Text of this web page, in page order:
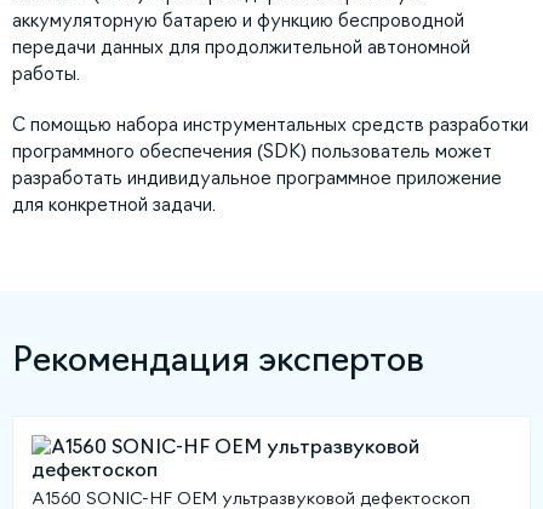
аккумуляторную батарею и функцию беспроводной
передачи данных для продолжительной автономной
работы.
С помощью набора инструментальных средств разработки
программного обеспечения (SDK) пользователь может
разработать индивидуальное программное приложение
для конкретной задачи.
Рекомендация экспертов
A1560 SONIC-HF OEM ультразвуковой дефектоскоп